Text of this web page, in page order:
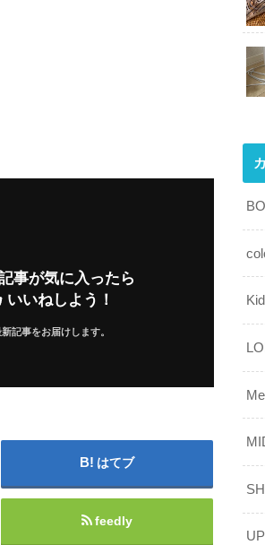
事が気に入ったら
いいねしよう！
記事をお届けします。
はてブ
feedly